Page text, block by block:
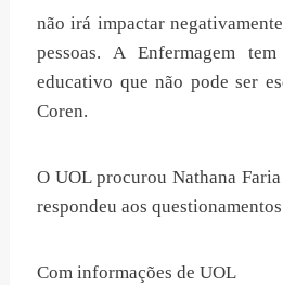
não irá impactar
pessoas. A Enfermagem
educativo que não pode ser
Coren.
O UOL procurou Nathana
respondeu aos
Com informações de UOL